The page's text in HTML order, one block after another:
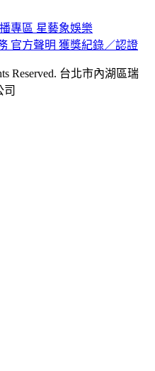
專區 星藝象娛樂
官方聲明 獲獎紀錄／認證
Reserved. 台北市內湖區瑞
司